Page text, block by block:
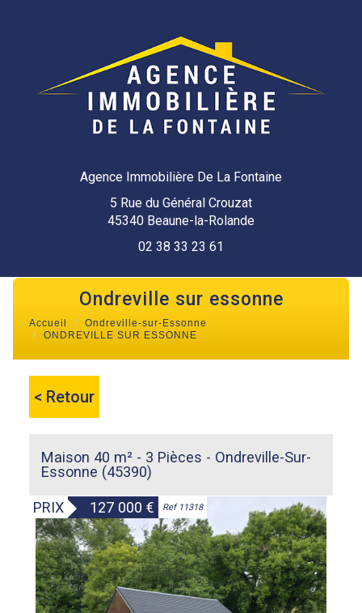
Agence Immobilière De La Fontaine
5 Rue du Général Crouzat
45340 Beaune-la-Rolande
02 38 33 23 61
ondreville sur essonne
Accueil
Ondreville-sur-Essonne
ONDREVILLE SUR ESSONNE
< Retour
Maison 40 m² - 3 Pièces - Ondreville-Sur-
Essonne (45390)
PRIX 127 000 € Ref 11318